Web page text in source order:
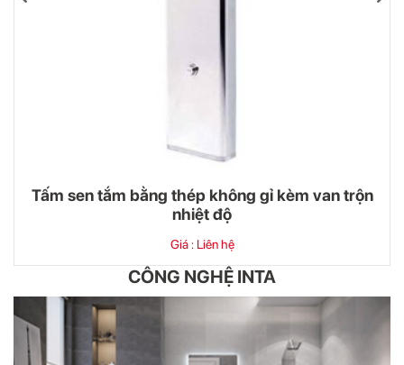
Tấm sen tắm bằng thép không gỉ kèm van trộn
nhiệt độ
Giá : Liên hệ
CÔNG NGHỆ INTA